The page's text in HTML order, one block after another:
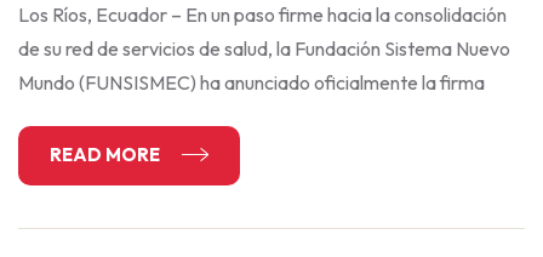
Los Ríos, Ecuador – En un paso firme hacia la consolidación
de su red de servicios de salud, la Fundación Sistema Nuevo
Mundo (FUNSISMEC) ha anunciado oficialmente la firma
READ MORE